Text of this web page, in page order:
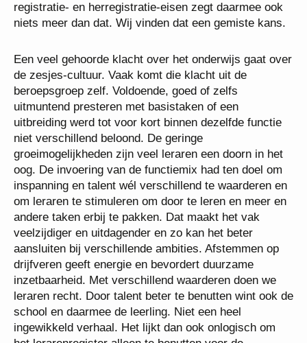
registratie- en herregistratie-eisen zegt daarmee ook
niets meer dan dat. Wij vinden dat een gemiste kans.
Een veel gehoorde klacht over het onderwijs gaat over
de zesjes-cultuur. Vaak komt die klacht uit de
beroepsgroep zelf. Voldoende, goed of zelfs
uitmuntend presteren met basistaken of een
uitbreiding werd tot voor kort binnen dezelfde functie
niet verschillend beloond. De geringe
groeimogelijkheden zijn veel leraren een doorn in het
oog. De invoering van de functiemix had ten doel om
inspanning en talent wél verschillend te waarderen en
om leraren te stimuleren om door te leren en meer en
andere taken erbij te pakken. Dat maakt het vak
veelzijdiger en uitdagender en zo kan het beter
aansluiten bij verschillende ambities. Afstemmen op
drijfveren geeft energie en bevordert duurzame
inzetbaarheid. Met verschillend waarderen doen we
leraren recht. Door talent beter te benutten wint ook de
school en daarmee de leerling. Niet een heel
ingewikkeld verhaal. Het lijkt dan ook onlogisch om